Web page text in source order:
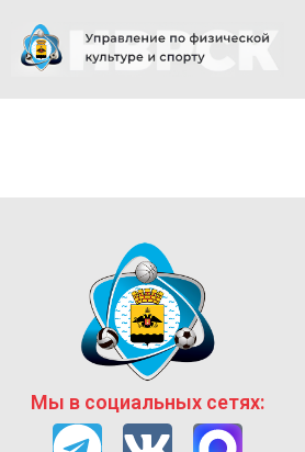
Мы в социальных сетях: